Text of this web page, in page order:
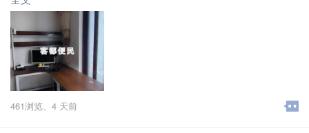
简单，不摇晃。
梅县区大山路 自提
461浏览、 4 天前